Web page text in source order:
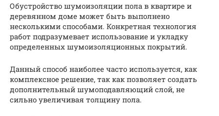
Обустройство шумоизоляции пола в квартире и
деревянном доме может быть выполнено
несколькими способами. Конкретная технология
работ подразумевает использование и укладку
определенных шумоизоляционных покрытий.
Данный способ наиболее часто используется, как
комплексное решение, так как позволяет создать
дополнительный шумоподавляющий слой, не
сильно увеличивая толщину пола.